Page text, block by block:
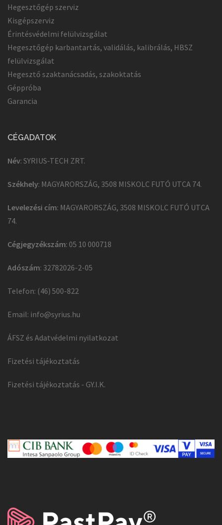
Hegesztőgép szerviz
Kisgépszerviz
Érintésvédelmi felülvizsgálat
Hegesztőgép karbantartás, validálás, kalibrálás, HBSZ
felülvizsgálat
Hegesztő szaktanácsadás, szakoktatás
Géppróba
Garancia
CÉGADATOK
Név: SYRIUS-TECH ZRT.
Székhely: MAGYARORSZÁG, 3508 MISKOLC FUTÓ UTCA 74.
Levelezési cím: MAGYARORSZÁG, 3508 MISKOLC FUTÓ UTCA
74.
Cégjegyzékszám: 05 10 000718
Adószám: 32782026-2-05
Telefon: (46) 500-822
Email: info@syrius.hu
ÁFSZ és Adatvédelmi nyilatkozat
Fizetési tájékoztatás
Fizetési tájékoztatás - GY.I.K.